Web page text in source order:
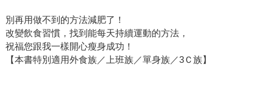
別再用做不到的方法減肥了！
改變飲食習慣，找到能每天持續運動的方法，
祝福您跟我一樣開心瘦身成功！
【本書特別適用外食族／上班族／單身族／3Ｃ族】